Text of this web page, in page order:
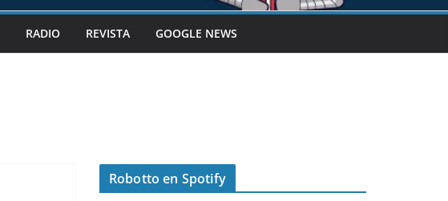
RADIO REVISTA GOOGLE NEWS
Robotto en Spotify